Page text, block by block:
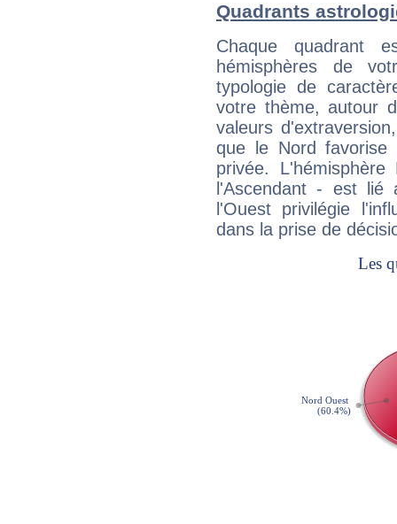
Quadrants
Chaque quadrant
hémisphères de
typologie de
votre thème, autour
valeurs
que le Nord favorise
privée.
l'Ascendant - est
l'Ouest privilégie
dans la prise de